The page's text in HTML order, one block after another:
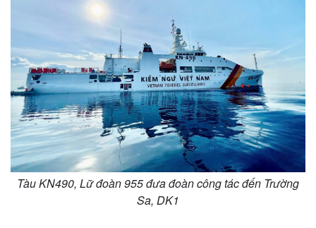
Tàu KN490, Lữ đoàn 955 đưa đoàn công tác đến Trường
Sa, DK1